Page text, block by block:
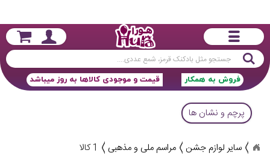
جستجو
قیمت و موجودی کالاها به روز میباشد فروش به همکار
پرچم و نشان ها
سایر لوازم جشن مراسم ملی و مذهبی 1 کالا